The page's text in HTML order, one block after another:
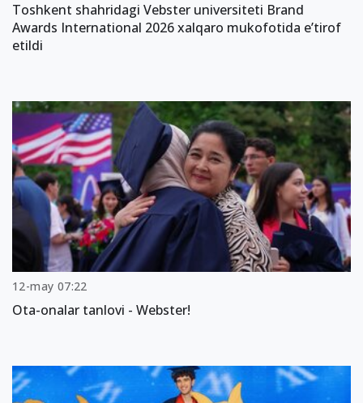
Toshkent shahridagi Vebster universiteti Brand
Awards International 2026 xalqaro mukofotida e’tirof
etildi
12-may 07:22
Ota-onalar tanlovi - Webster!